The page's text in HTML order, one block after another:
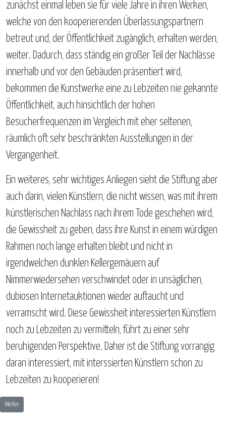
zunächst einmal leben sie für viele Jahre in ihren Werken,
welche von den kooperierenden Überlassungspartnern
betreut und, der Öffentlichkeit zugänglich, erhalten werden,
weiter. Dadurch, dass ständig ein großer Teil der Nachlässe
innerhalb und vor den Gebäuden präsentiert wird,
bekommen die Kunstwerke eine zu Lebzeiten nie gekannte
Öffentlichkeit, auch hinsichtlich der hohen
Besucherfrequenzen im Vergleich mit eher seltenen,
räumlich oft sehr beschränkten Ausstellungen in der
Vergangenheit.
Ein weiteres, sehr wichtiges Anliegen sieht die Stiftung aber
auch darin, vielen Künstlern, die nicht wissen, was mit ihrem
künstlerischen Nachlass nach ihrem Tode geschehen wird,
die Gewissheit zu geben, dass ihre Kunst in einem würdigen
Rahmen noch lange erhalten bleibt und nicht in
irgendwelchen dunklen Kellergemäuern auf
Nimmerwiedersehen verschwindet oder in unsäglichen,
dubiosen Internetauktionen wieder auftaucht und
verramscht wird. Diese Gewissheit interessierten Künstlern
noch zu Lebzeiten zu vermitteln, führt zu einer sehr
beruhigenden Perspektive. Daher ist die Stiftung vorrangig
daran interessiert, mit interssierten Künstlern schon zu
Lebzeiten zu kooperieren!
Nächster Beitrag: Kuratorium
Weiter